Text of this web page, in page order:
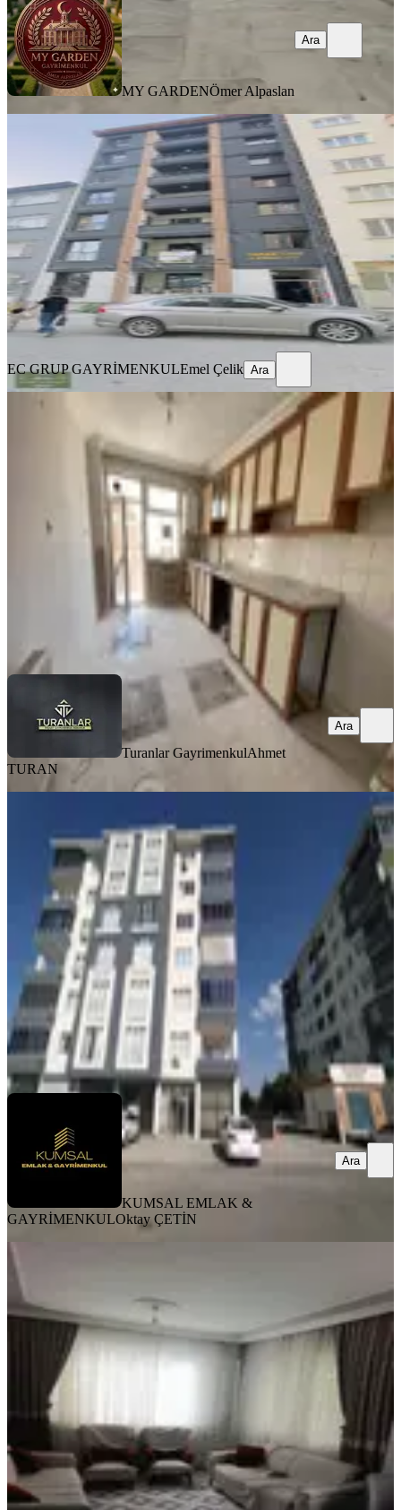
MY GARDENÖmer Alpaslan
Ara
Kretase Emlak'tan Yerinde Dönüşüm
Sıfır Daire
Battalgazi, B.mustafa Paşa Mahallesi
2+1 ·95 m²·2. Kat 23.07.2026
4.200.000 ₺
EC GRUP GAYRİMENKULEmel Çelik
EC GRUP GAYRİMENKULEmel Çelik Ara
BALKONLU
Turanlardan Emeksiz Ana Caddede
Satılık 3+1 Daire!!!
Battalgazi, K.mustafa Paşa Mahallesi
3+1· 175 m² 3. Kat·22.07.2026
2.100.000 ₺
Turanlar Gayrimenkul Ahmet TURAN
Ara
Turanlar GayrimenkulAhmet
TURAN
Ara
Kumsal'dan Orduzu Muhteşem
Lokasyonda 3+1 Ara Kat Satılık
Daire
Battalgazi, Orduzu Mahallesi
3+1·145 m² 4. Kat·
3.200.000 ₺
KUMSAL EMLAK & GAYRİMENKUL Oktay ÇETİN
Ara
KUMSAL EMLAK &
GAYRİMENKULOktay ÇETİN
Ara
BALKONLU
Battalgazi, Başharık Mahallesi
3+1 ·150 m²·1. Kat ·19.07.2026
BTR gayrimenkulCİHAT BATUR
Ara